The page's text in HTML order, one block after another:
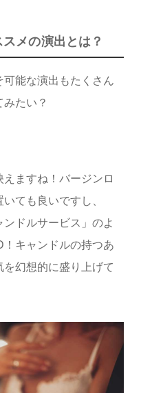
メの演出とは？
能な演出もたくさん
たい？
ますね！バージンロ
ても良いですし、
ンドルサービス」のよ
！キャンドルの持つあ
幻想的に盛り上げて